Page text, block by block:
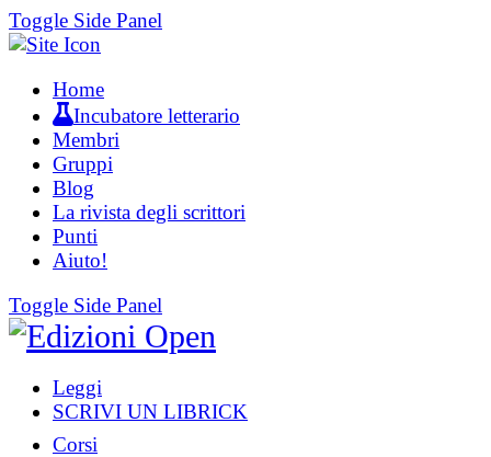
Toggle Side Panel
Home
Incubatore letterario
Membri
Gruppi
Blog
La rivista degli scrittori
Punti
Aiuto!
Toggle Side Panel
Leggi
SCRIVI UN LIBRICK
Corsi